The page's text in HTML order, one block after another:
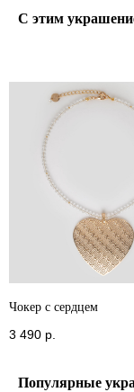
С этим
Чокер с сердцем
3 490 р.
Популярные